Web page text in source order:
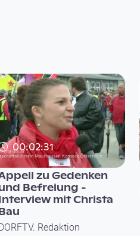
00:02:31
zu Gedenken
Befreiung -
mit Christa
Redaktion